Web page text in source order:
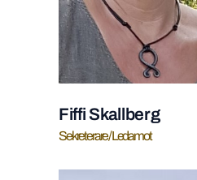
Fiffi Skallberg
Sekreterare / Ledamot